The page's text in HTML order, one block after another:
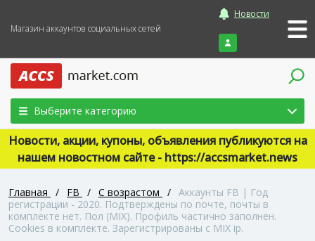
Магазин аккаунтов социальных сетей
Новости
Войти
Выберите категорию
Новости, акции, купоны, объявления публикуются на
нашем новостном сайте - https://accsmarket.news
Главная / FB / С возрастом / Аккаунты FB | Год
регистрации - 2020. Подтверждены по почте, почты в
комплекте нет. Пол (MIX). Профиль частично заполнен.
Cookies в комплекте. Зарегистрированы с MIX ip.